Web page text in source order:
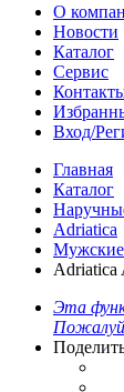
О
Новости
Каталог
Сервис
Вход/
Главная
Каталог
Adriatica
Мужские
Adriatica
Эта